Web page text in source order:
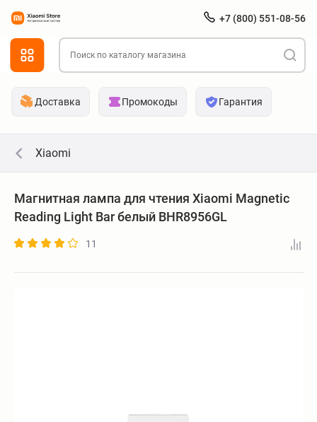
+7 (800) 551-08-56
Доставка Промокоды Гарантия
Xiaomi
Магнитная лампа для чтения Xiaomi Magnetic
Reading Light Bar белый BHR8956GL
11